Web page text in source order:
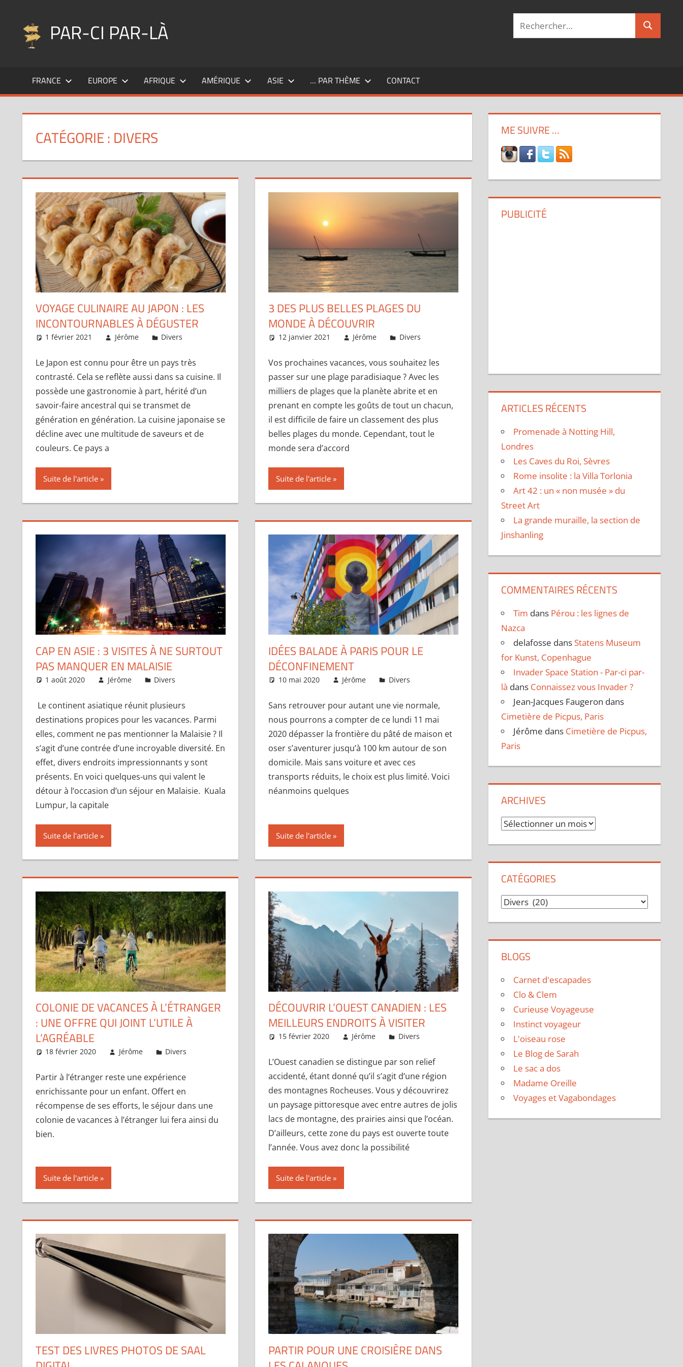
contenu
PAR-CI PAR-LÀ
fil
pérégrinations
Recherche
FRANCE EUROPE AFRIQUE AMÉRIQUE ASIE … PAR THÈME CONTACT
CATÉGORIE : DIVERS
VOYAGE CULINAIRE AU JAPON : LES
INCONTOURNABLES À DÉGUSTER
1 février 2021 Jérôme Divers
Le Japon est connu pour être un pays très
contrasté. Cela se reflète aussi dans sa cuisine. Il
possède une gastronomie à part, hérité d’un
savoir-faire ancestral qui se transmet de
génération en génération. La cuisine japonaise se
décline avec une multitude de saveurs et de
couleurs. Ce pays a
Suite de l'article
3 DES PLUS BELLES PLAGES DU
MONDE À DÉCOUVRIR
12 janvier 2021 Jérôme Divers
Vos prochaines vacances, vous souhaitez les
passer sur une plage paradisiaque ? Avec les
milliers de plages que la planète abrite et en
prenant en compte les goûts de tout un chacun,
il est difficile de faire un classement des plus
belles plages du monde. Cependant, tout le
monde sera d’accord
Suite de l'article
CAP EN ASIE : 3 VISITES À NE SURTOUT
PAS MANQUER EN MALAISIE
1 août 2020 Jérôme Divers Laisser un commentaire
Le continent asiatique réunit plusieurs
destinations propices pour les vacances. Parmi
elles, comment ne pas mentionner la Malaisie ? Il
s’agit d’une contrée d’une incroyable diversité. En
effet, divers endroits impressionnants y sont
présents. En voici quelques-uns qui valent le
détour à l’occasion d’un séjour en Malaisie. Kuala
Lumpur, la capitale
Suite de l'article
IDÉES BALADE À PARIS POUR LE
DÉCONFINEMENT
10 mai 2020 Jérôme Divers
Sans retrouver pour autant une vie normale,
nous pourrons a compter de ce lundi 11 mai
2020 dépasser la frontière du pâté de maison et
oser s’aventurer jusqu’à 100 km autour de son
domicile. Mais sans voiture et avec ces
transports réduits, le choix est plus limité. Voici
néanmoins quelques
Suite de l'article
COLONIE DE VACANCES À L’ÉTRANGER
: UNE OFFRE QUI JOINT L’UTILE À
L’AGRÉABLE
18 février 2020 Jérôme Divers
Partir à l’étranger reste une expérience
enrichissante pour un enfant. Offert en
récompense de ses efforts, le séjour dans une
colonie de vacances à l’étranger lui fera ainsi du
bien.
Suite de l'article
DÉCOUVRIR L’OUEST CANADIEN : LES
MEILLEURS ENDROITS À VISITER
15 février 2020 Jérôme Divers
L’Ouest canadien se distingue par son relief
accidenté, étant donné qu’il s’agit d’une région
des montagnes Rocheuses. Vous y découvrirez
un paysage pittoresque avec entre autres de jolis
lacs de montagne, des prairies ainsi que l’océan.
D’ailleurs, cette zone du pays est ouverte toute
l’année. Vous avez donc la possibilité
Suite de l'article
TEST DES LIVRES PHOTOS DE SAAL
PARTIR POUR UNE CROISIÈRE DANS
ME SUIVRE …
PUBLICITÉ
ARTICLES RÉCENTS
Promenade à Notting Hill,
Londres
Les Caves du Roi, Sèvres
Rome insolite : la Villa Torlonia
Art 42 : un « non musée » du
Street Art
La grande muraille, la section de
Jinshanling
COMMENTAIRES RÉCENTS
Tim dans Pérou : les lignes de
Nazca
delafosse dans Statens Museum
for Kunst, Copenhague
Invader Space Station - Par-ci par-
là dans Connaissez vous Invader ?
Jean-Jacques Faugeron dans
Cimetière de Picpus, Paris
Jérôme dans Cimetière de Picpus,
Paris
ARCHIVES
Archives
CATÉGORIES
Catégories
BLOGS
Carnet d'escapades
Clo & Clem
Curieuse Voyageuse
Instinct voyageur
L'oiseau rose
Le Blog de Sarah
Le sac a dos
Madame Oreille
Voyages et Vagabondages